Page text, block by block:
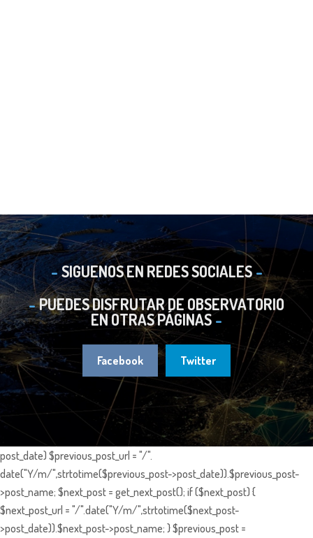
SIGUENOS EN REDES SOCIALES
PUEDES DISFRUTAR DE OBSERVATORIO
EN OTRAS PÁGINAS
Facebook Twitter
post_date) $previous_post_url = "/".
date("Y/m/",strtotime($previous_post->post_date)).$previous_post-
>post_name; $next_post = get_next_post(); if ($next_post) {
$next_post_url = "/".date("Y/m/",strtotime($next_post-
>post_date)).$next_post->post_name; } $previous_post =